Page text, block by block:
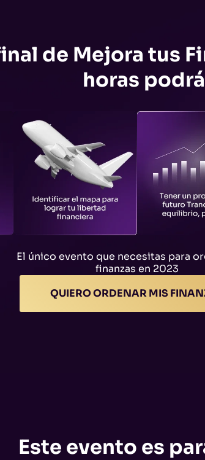
de Mejora tus
horas
El único evento que necesitas para
finanzas en 2023
QUIERO ORDENAR MIS
Este evento es